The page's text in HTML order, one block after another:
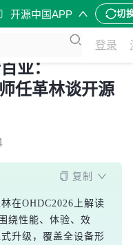
开源中国APP 切
登录
业：
任革林谈开源
复制
在OHDC2026上解读
绕性能、体验、效
升级，覆盖全设备形